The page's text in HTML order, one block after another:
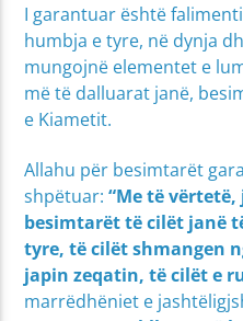
I garantuar është
humbja e tyre, në dynja
mungojnë elementet e
më të dalluarat janë,
e Kiametit.
Allahu për besimtarët
shpëtuar:“Me të
besimtarët të cilët janë
tyre, të cilët shmangen
japin zeqatin, të cilët e
marrëdhëniet e